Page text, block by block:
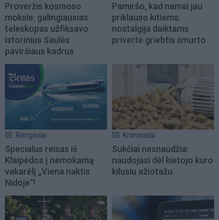
Proveržis kosmoso
moksle: galingiausias
teleskopas užfiksavo
istorinius Saulės
paviršiaus kadrus
Pamiršo, kad namai jau
priklauso kitiems:
nostalgija daiktams
privertė griebtis smurto
Renginiai
Specialus reisas iš
Klaipėdos į nemokamą
vakarėlį „Viena naktis
Nidoje“!
Kriminalai
Sukčiai nesnaudžia:
naudojasi dėl kietojo kuro
kilusiu ažiotažu